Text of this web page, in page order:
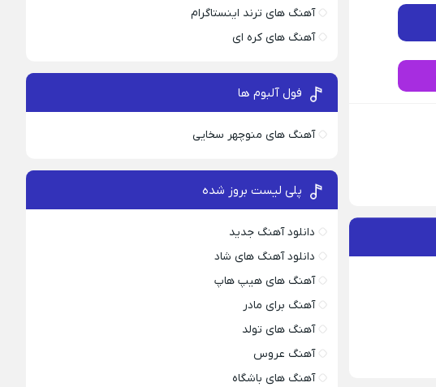
آهنگ های ترند اینستاگرام
آهنگ های کره ای
فول آلبوم ها
آهنگ های منوچهر سخایی
پلی لیست بروز شده
دانلود آهنگ جدید
دانلود آهنگ های شاد
آهنگ های هیپ هاپ
آهنگ برای مادر
آهنگ های تولد
آهنگ عروس
آهنگ های باشگاه